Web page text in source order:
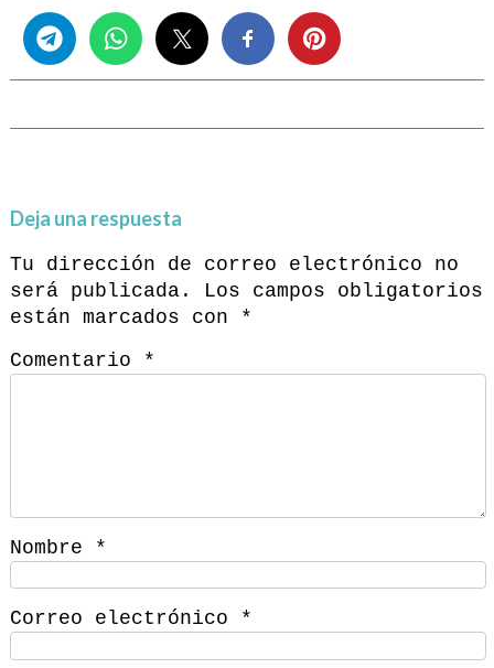
Deja una respuesta
Tu dirección de correo electrónico no
será publicada.
Los campos obligatorios
están marcados con
*
Comentario
*
Nombre *
Correo electrónico *